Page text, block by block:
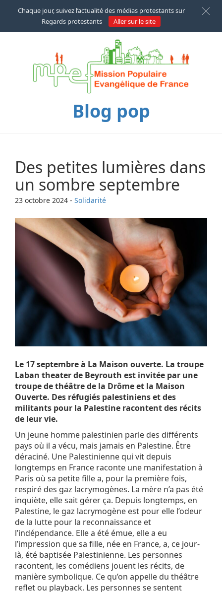
Blog pop
Des petites lumières dans
un sombre septembre
23 octobre 2024 - Solidarité
Le 17 septembre à La Maison ouverte. La troupe
Laban theater de Beyrouth est invitée par une
troupe de théâtre de la Drôme et la Maison
Ouverte. Des réfugiés palestiniens et des
militants pour la Palestine racontent des récits
de leur vie.
Un jeune homme palestinien parle des différents
pays où il a vécu, mais jamais en Palestine. Être
déraciné. Une Palestinienne qui vit depuis
longtemps en France raconte une manifestation à
Paris où sa petite fille a, pour la première fois,
respiré des gaz lacrymogènes. La mère n’a pas été
inquiète, elle sait gérer ça. Depuis longtemps, en
Palestine, le gaz lacrymogène est pour elle l’odeur
de la lutte pour la reconnaissance et
l’indépendance. Elle a été émue, elle a eu
l’impression que sa fille, née en France, a, ce jour-
là, été baptisée Palestinienne. Les personnes
racontent, les comédiens jouent les récits, de
manière symbolique. Ce qu’on appelle du théâtre
reflet ou playback. Les personnes se sentent
Chaque jour, suivez l’actualité des médias protestants sur
Regards protestants
Aller sur le site